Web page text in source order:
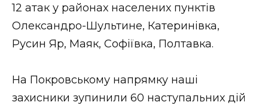
12 атак у районах населених пунктів
Олександро-Шультине, Катеринівка,
Русин Яр, Маяк, Софіївка, Полтавка.
На Покровському напрямку наші
захисники зупинили 60 наступальних дій